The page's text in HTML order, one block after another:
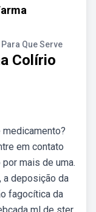
Que Serve
Colírio
em contato
mais de uma.
deposição da
fagocítica da